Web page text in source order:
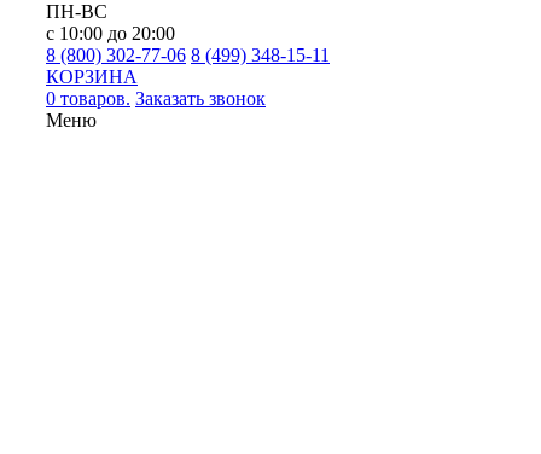
ПН-ВС
с 10:00 до 20:00
8 (800) 302-77-06 8 (499) 348-15-11
КОРЗИНА
0 товаров. Заказать звонок
Меню